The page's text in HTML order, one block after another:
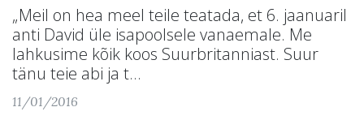
„Meil on hea meel teile teatada, et 6. jaanuaril
anti David üle isapoolsele vanaemale. Me
lahkusime kõik koos Suurbritanniast. Suur
tänu teie abi ja t...
11/01/2016